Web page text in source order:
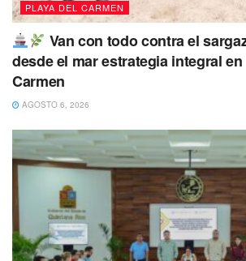
intentó mediar en la situación, ya que
casos corresponde la p resencia de los
correspondientes, sin embargo esto no
por el grupito de
taxistas y el abogado
un conductor de taxi identificado con
económico 607sin ninguna razón
PLAYA DEL CARMEN
Van con todo contra el
desde el mar estrategia integral en
Carmen
AGOSTO 6, 2026